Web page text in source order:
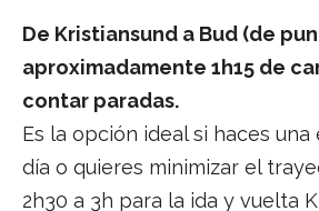
De Kristiansund a Bud (de
aproximadamente 1h15 de
contar paradas.
Es la opción ideal si haces una
día o quieres minimizar el
2h30 a 3h para la ida y vuelta